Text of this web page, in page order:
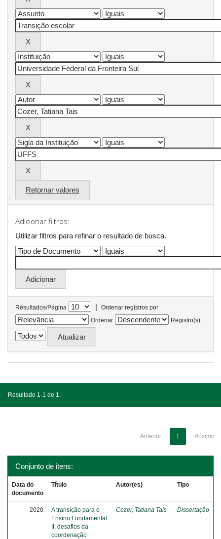
Retornar valores
Adicionar filtros:
Utilizar filtros para refinar o resultado de busca.
Resultados/Página |
Ordenar registros por
Ordenar
Registro(s)
Resultado 1-1 de 1.
Anterior 1 Póximo
Conjunto de itens:
Data do
documento
Título Autor(es) Tipo
2020
A transição para o
Ensino Fundamental
II: desafios da
coordenação
Cozer, Tatiana Tais Dissertação